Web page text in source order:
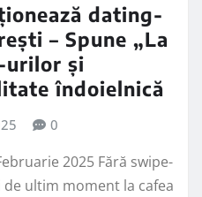
dating-
– Spune „La
urilor și
îndoielnică
0
2025 Fără swipe-
ultim moment la cafea